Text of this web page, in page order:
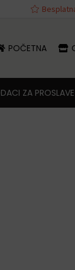
POČETNA
ZA PROSLAVE